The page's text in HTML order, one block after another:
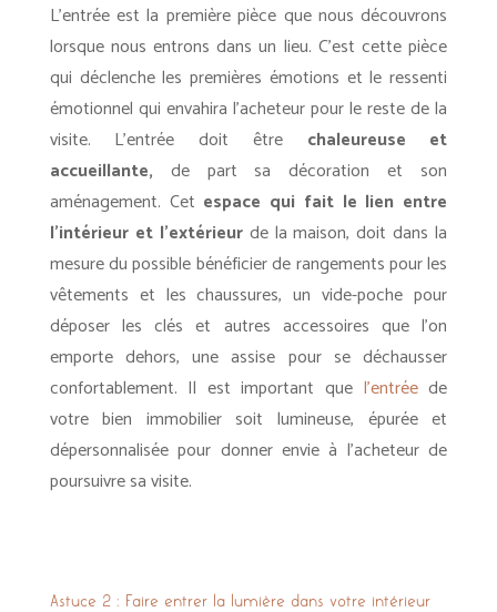
L’entrée est la première pièce que nous découvrons
lorsque nous entrons dans un lieu. C’est cette pièce
qui déclenche les premières émotions et le ressenti
émotionnel qui envahira l’acheteur pour le reste de la
visite. L’entrée doit être chaleureuse et
accueillante, de part sa décoration et son
aménagement. Cet espace qui fait le lien entre
l’intérieur et l’extérieurde la maison, doit dans la
mesure du possible bénéficier de rangements pour les
vêtements et les chaussures, un vide-poche pour
déposer les clés et autres accessoires que l’on
emporte dehors, une assise pour se déchausser
confortablement. Il est important que l’entréede
votre bien immobilier soit lumineuse, épurée et
dépersonnalisée pour donner envie à l’acheteur de
poursuivre sa visite.
Astuce 2 : Faire entrer la lumière dans votre intérieur